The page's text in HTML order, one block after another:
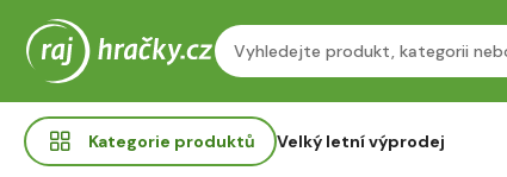
Kategorie produktů Velký letní výprodej